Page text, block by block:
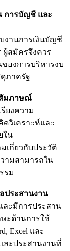
การบัญชี และ
งานการเงินบัญชี
ผู้สมัครจึงควร
องการบริหารงบ
ภาครัฐ
สัมภาษณ์
ยงความ
ดวิเคราะห์และ
ใน
เกี่ยวกับประวัติ
ามสามารถใน
รม
ประสานงาน
ละมีการประสาน
ะด้านการใช้
Excel และ
ละประสานงานที่